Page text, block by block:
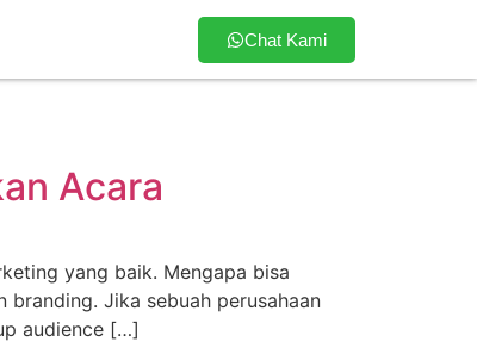
Chat Kami
Acara
yang baik. Mengapa bisa
branding. Jika sebuah perusahaan
audience […]